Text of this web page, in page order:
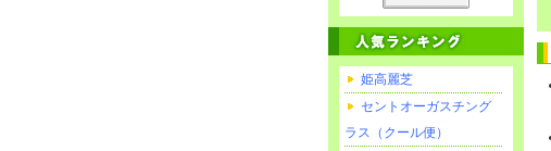
姫高麗芝
セントオーガスチング
ラス（クール便）